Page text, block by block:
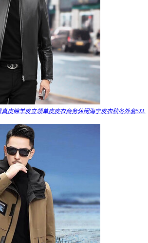
真皮绵羊皮立领单皮皮衣商务休闲海宁皮衣秋冬外套5XL